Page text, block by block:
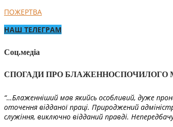
ПОЖЕРТВА
НАШ ТЕЛЕГРАМ
Соц.медіа
СПОГАДИ ПРО БЛАЖЕННОСПОЧИЛОГО
“…Блаженніший мав якийсь особливий, дуже
оточення відданої праці. Природжений
служіння, виключно відданий правді.